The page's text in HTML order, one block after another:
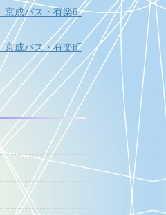
京成バス・有楽町
京成バス・有楽町